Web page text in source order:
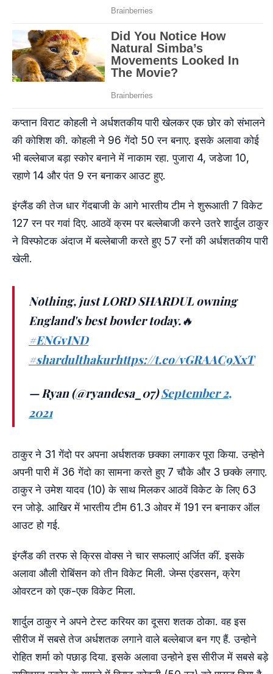
कप्तान विराट कोहली ने अर्धशतकीय पारी खेलकर एक छोर को संभालने
की कोशिश की. कोहली ने 96 गेंदो 50 रन बनाए. इसके अलावा कोई
भी बल्लेबाज बड़ा स्कोर बनाने में नाकाम रहा. पुजारा 4, जडेजा 10,
रहाणे 14 और पंत 9 रन बनाकर आउट हुए.
इंग्लैंड की तेज धार गेंदबाजी के आगे भारतीय टीम ने शुरूआती 7 विकेट
127 रन पर गवां दिए. आठवें क्रम पर बल्लेबाजी करने उतरे शार्दुल ठाकुर
ने विस्फोटक अंदाज में बल्लेबाजी करते हुए 57 रनों की अर्धशतकीय पारी
खेली.
Nothing, just LORD SHARDUL owning
England's best bowler today.🔥
#ENGvIND
#shardulthakurhttps://t.co/vGRAAC9XxT
— Ryan (@ryandesa_07)September 2,
2021
ठाकुर ने 31 गेंदो पर अपना अर्धशतक छक्का लगाकर पूरा किया. उन्होने
अपनी पारी में 36 गेंदो का सामना करते हुए 7 चौके और 3 छक्के लगाए.
ठाकुर ने उमेश यादव (10) के साथ मिलकर आठवें विकेट के लिए 63
रन जोड़े. आखिर में भारतीय टीम 61.3 ओवर में 191 रन बनाकर ऑल
आउट हो गई.
इंग्लैंड की तरफ से क्रिस वोक्स ने चार सफलाएं अर्जित कीं. इसके
अलावा औली रोबिंसन को तीन विकेट मिली. जेम्स एंडरसन, क्रेग
ओवरटन को एक-एक विकेट मिला.
शार्दुल ठाकुर ने अपने टेस्ट करियर का दूसरा शतक ठोका. वह इस
सीरीज में सबसे तेज अर्धशतक लगाने वाले बल्लेबाज बन गए हैं. उन्होने
रोहित शर्मा को पछाड़ दिया. इसके अलावा उन्होने इस सीरीज में सबसे बड़े